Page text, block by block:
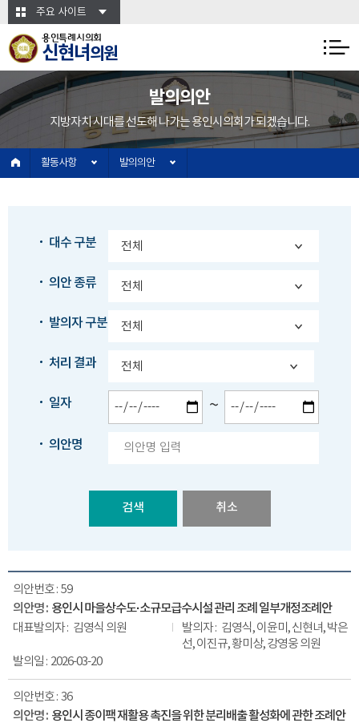
본문바로가기주요 사이트
용인특례시의회
신현녀 의원
발의의안
지방자치 시대를 선도해 나가는 용인시의회가 되겠습니다.
활동사항 발의의안
대수 구분
의안 종류
발의자 구분
처리 결과
일자 ~
의안명
검색
59
용인시 마을상수도·소규모급수시설 관리 조례 일부개정조례안
김영식 의원
김영식, 이윤미, 신현녀, 박은
선, 이진규, 황미상, 강영웅 의원
2026-03-20
36
용인시 종이팩 재활용 촉진을 위한 분리배출 활성화에 관한 조례안